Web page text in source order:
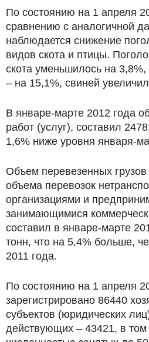
По состоянию на 1 апреля
сравнению с аналогичной
наблюдается снижение
видов скота и птицы.
скота уменьшилось на
– на 15,1%, свиней
В январе-марте 2012 года
работ (услуг), составил
1,6% ниже уровня января-
Объем перевезенных грузов
объема перевозок
организациями и
занимающимися
составил в январе-марте
тонн, что на 5,4% больше,
2011 года.
По состоянию на 1 апреля
зарегистрировано 86440
субъектов (юридических
действующих – 43421, в том